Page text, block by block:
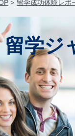
留学成功体験レポ
学ジ